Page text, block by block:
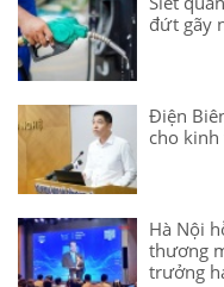
đứt gãy
Điện
cho
Hà Nội
thương
trưởng